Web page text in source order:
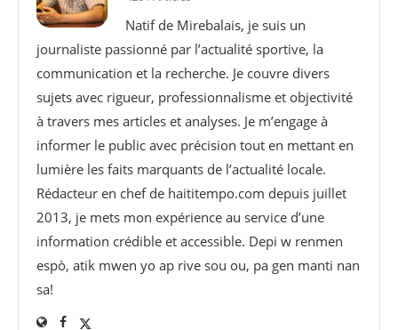
Natif de Mirebalais, je suis un
journaliste passionné par l’actualité sportive, la
communication et la recherche. Je couvre divers
sujets avec rigueur, professionnalisme et objectivité
à travers mes articles et analyses. Je m’engage à
informer le public avec précision tout en mettant en
lumière les faits marquants de l’actualité locale.
Rédacteur en chef de haititempo.com⁠ depuis juillet
2013, je mets mon expérience au service d’une
information crédible et accessible. Depi w renmen
espò, atik mwen yo ap rive sou ou, pa gen manti nan
sa!